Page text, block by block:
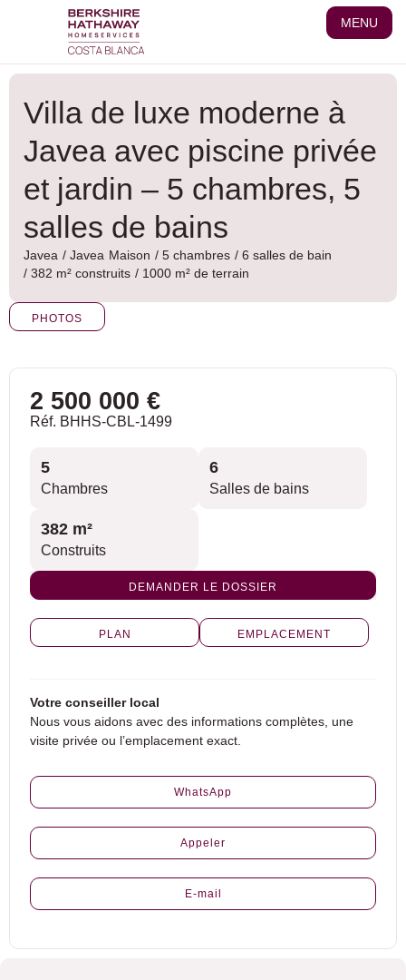
MENU
Villa de luxe moderne à
Javea avec piscine privée
et jardin – 5 chambres, 5
salles de bains
Javea / Javea Maison / 5 chambres / 6 salles de bain
/ 382 m² construits / 1000 m² de terrain
PHOTOS
2 500 000 €
Réf. BHHS-CBL-1499
5
Chambres
6
Salles de bains
382 m²
Construits
DEMANDER LE DOSSIER
PLAN EMPLACEMENT
Votre conseiller local
Nous vous aidons avec des informations complètes, une
visite privée ou l’emplacement exact.
WhatsApp
Appeler
E-mail